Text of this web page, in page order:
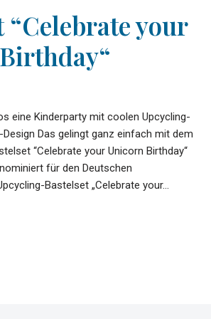
“Celebrate your
eine Kinderparty mit coolen Upcycling-
Das gelingt ganz einfach mit dem
“Celebrate your Unicorn Birthday“
für den Deutschen
Bastelset „Celebrate your…